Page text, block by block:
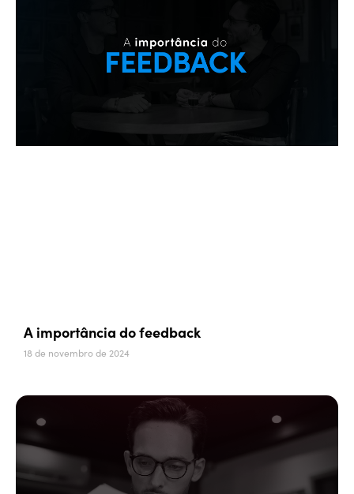
A importância do feedback
18 de novembro de 2024